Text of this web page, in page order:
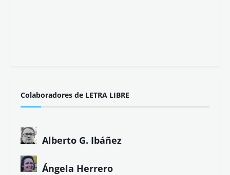
Colaboradores de LETRA LIBRE
Alberto G. Ibáñez
Ángela Herrero